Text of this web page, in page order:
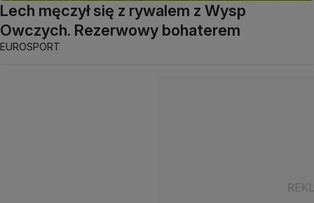
Lech męczył się z rywalem z Wysp
Owczych. Rezerwowy bohaterem
EUROSPORT